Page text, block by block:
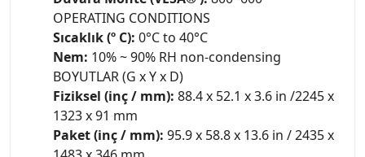
OPERATING CONDITIONS
Sıcaklık (º C): 0°C to 40°C
Nem: 10% ~ 90% RH non-condensing
BOYUTLAR (G x Y x D)
Fiziksel (inç / mm): 88.4 x 52.1 x 3.6 in /2245 x
1323 x 91 mm
Paket (inç / mm): 95.9 x 58.8 x 13.6 in / 2435 x